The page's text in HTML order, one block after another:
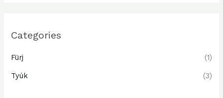
Categories
Fürj (1)
Tyúk (3)